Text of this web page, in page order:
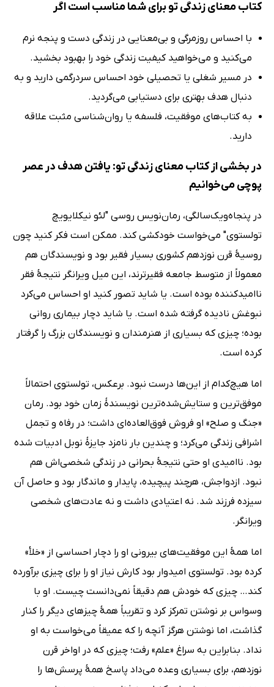
کتاب معنای زندگی تو برای شما مناسب است اگر
با احساس روزمرگی و بی‌معنایی در زندگی دست و پنجه نرم
می‌کنید و می‌خواهید کیفیت زندگی خود را بهبود بخشید.
در مسیر شغلی یا تحصیلی خود احساس سردرگمی دارید و به
دنبال هدف بهتری برای دستیابی می‌گردید.
به کتاب‌های موفقیت، فلسفه یا روان‌شناسی مثبت علاقه
دارید.
در بخشی از کتاب معنای زندگی تو: یافتن هدف در عصر
پوچی می‌خوانیم
در پنجاه‌ویک‌سالگی، رمان‌نویس روسی "لئو نیکلایویچ
تولستوی" می‌خواست خودکشی کند. ممکن است فکر کنید چون
روسیۀ قرن نوزدهم کشوری بسیار فقیر بود و نویسندگان هم
معمولاً از متوسط جامعه فقیرترند، این میل ویرانگر نتیجۀ فقر
ناامیدکننده بوده است. یا شاید تصور کنید او احساس می‌کرد
نبوغش نادیده گرفته شده است. یا شاید دچار بیماری روانی
بوده؛ چیزی که بسیاری از هنرمندان و نویسندگان بزرگ را گرفتار
کرده است.
اما هیچ‌کدام از این‌ها درست نبود. برعکس، تولستوی احتمالاً
موفق‌ترین و ستایش‌شده‌ترین نویسندۀ زمان خود بود. رمان
«جنگ و صلح» او فروش فوق‌العاده‌ای داشت؛ در رفاه و تجمل
اشرافی زندگی می‌کرد؛ و چندین بار نامزد جایزۀ نوبل ادبیات شده
بود. ناامیدی او حتی نتیجۀ بحرانی در زندگی شخصی‌اش هم
نبود. ازدواجش، هرچند پیچیده، پایدار و ماندگار بود و حاصل آن
سیزده فرزند شد. نه اعتیادی داشت و نه عادت‌های شخصی
ویرانگر.
اما همۀ این موفقیت‌های بیرونی او را دچار احساسی از «خلأ»
کرده بود. تولستوی امیدوار بود کارش نیاز او را برای چیزی برآورده
کند… چیزی که خودش هم دقیقاً نمی‌دانست چیست. او با
وسواس بر نوشتن تمرکز کرد و تقریباً همۀ چیزهای دیگر را کنار
گذاشت، اما نوشتن هرگز آنچه را که عمیقاً می‌خواست به او
نداد. بنابراین به سراغ «علم» رفت؛ چیزی که در اواخر قرن
نوزدهم، برای بسیاری وعده می‌داد پاسخ همۀ پرسش‌ها را